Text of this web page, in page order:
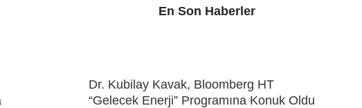
En Son Haberler
Eren Holding’de “ÇSY Metrikleri Çalıştayı”